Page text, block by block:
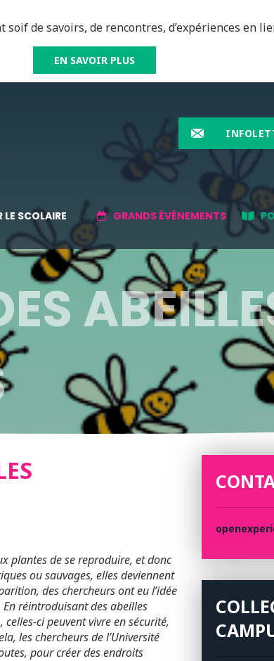
soif de savoirs, de rencontres, d’expériences en
EN SAVOIR PLUS
LE SCOLAIRE GRANDS ÉVÉNEMENTS
plantes de se reproduire, et donc
ou sauvages, elles deviennent
des chercheurs ont eu l’idée
réintroduisant des abeilles
ci peuvent vivre en sécurité,
les chercheursde l’Université
pour créer des endroits